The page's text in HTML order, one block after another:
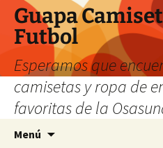
Guapa
Futbol
Esperamos que
camisetas y ropa de
favoritas de la
Menú